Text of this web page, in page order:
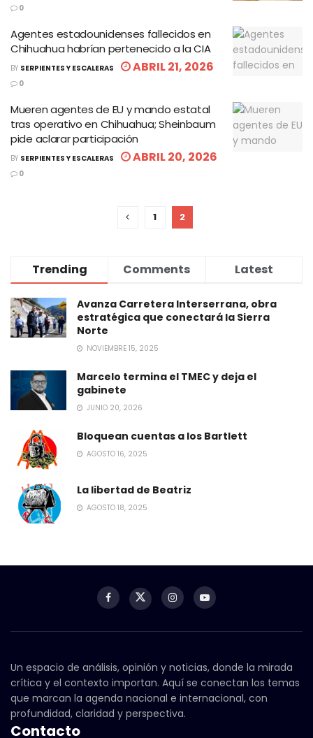
0
Agentes estadounidenses fallecidos en
Chihuahua habrían pertenecido a la CIA
BY SERPIENTES Y ESCALERAS ABRIL 21, 2026
0
Mueren agentes de EU y mando estatal
tras operativo en Chihuahua; Sheinbaum
pide aclarar participación
BY SERPIENTES Y ESCALERAS ABRIL 20, 2026
0
1 2
Trending Comments Latest
Avanza Carretera Interserrana, obra
estratégica que conectará la Sierra
Norte
NOVIEMBRE 15, 2025
Marcelo termina el TMEC y deja el
gabinete
JUNIO 20, 2026
Bloquean cuentas a los Bartlett
AGOSTO 16, 2025
La libertad de Beatriz
AGOSTO 18, 2025
Un espacio de análisis, opinión y noticias, donde la mirada
crítica y el contexto importan. Aquí se conectan los temas
que marcan la agenda nacional e internacional, con
profundidad, claridad y perspectiva.
Contacto